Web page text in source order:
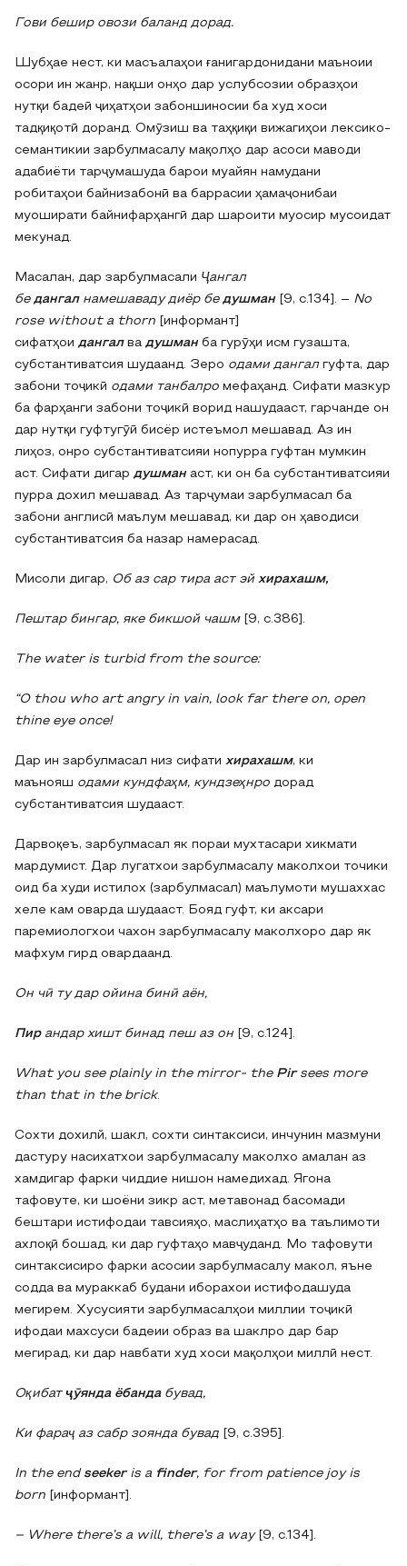
Гови бешир овози баланд дорад.
Шубҳае нест, ки масъалаҳои ғанигардонидани маъноии
осори ин жанр, нақши онҳо дар услубсозии образҳои
нутқи бадеӣ ҷиҳатҳои забоншиносии ба худ хоси
тадқиқотӣ доранд. Омӯзиш ва таҳқиқи вижагиҳои лексико-
семантикии зарбулмасалу мақолҳо дар асоси маводи
адабиёти тарҷумашуда барои муайян намудани
робитаҳои байнизабонӣ ва баррасии ҳамаҷонибаи
муоширати байнифарҳангӣ дар шароити муосир мусоидат
мекунад.
Масалан, дар зарбулмасали Ҷангал
бе дангалнамешаваду диёр бе душман[9, с.134]. – No
rose without a thorn [информант]
сифатҳои дангалва душманба гурӯҳи исм гузашта,
субстантиватсия шудаанд. Зеро одами дангал гуфта, дар
забони тоҷикӣ одами танбалро мефаҳанд. Сифати мазкур
ба фарҳанги забони тоҷикӣ ворид нашудааст, гарчанде он
дар нутқи гуфтугӯӣ бисёр истеъмол мешавад. Аз ин
лиҳоз, онро субстантиватсияи нопурра гуфтан мумкин
аст. Сифати дигар душман аст, ки он ба субстантиватсияи
пурра дохил мешавад. Аз тарҷумаи зарбулмасал ба
забони англисӣ маълум мешавад, ки дар он ҳаводиси
субстантиватсия ба назар намерасад.
Мисоли дигар, Об аз сар тира аст эй хирахашм,
Пештар бингар, яке бикшой чашм[9, с.386].
The water is turbid from the source:
“O thou who art angry in vain, look far there on, open
thine eye once!
Дар ин зарбулмасал низ сифати хирахашм, ки
маънояш одами кундфаҳм, кундзеҳнро дорад
субстантиватсия шудааст.
Дарвоқеъ, зарбулмасал як пораи мухтасари хикмати
мардумист. Дар лугатхои зарбулмасалу маколхои точики
оид ба худи истилох (зарбулмасал) маълумоти мушаххас
хеле кам оварда шудааст. Бояд гуфт, ки аксари
паремиологхои чахон зарбулмасалу маколхоро дар як
мафхум гирд овардаанд.
Он чӣ ту дар ойина бинӣ аён,
Пирандар хишт бинад пеш аз он [9, с.124].
What you see plainly in the mirror- the Pirsees more
than that in the brick.
Сохти дохилй, шакл, сохти синтаксиси, инчунин мазмуни
дастуру насихатхои зарбулмасалу маколхо амалан аз
хамдигар фарки чиддие нишон намедихад. Ягона
тафовуте, ки шоёни зикр аст, метавонад басомади
бештари истифодаи тавсияҳо, маслиҳатҳо ва таълимоти
ахлоқӣ бошад, ки дар гуфтаҳо мавҷуданд. Мо тафовути
синтаксисиро фарки асосии зарбулмасалу макол, яъне
содда ва мураккаб будани иборахои истифодашуда
мегирем. Хусусияти зарбулмасалҳои миллии тоҷикӣ
ифодаи махсуси бадеии образ ва шаклро дар бар
мегирад, ки дар навбати худ хоси мақолҳои миллӣ нест.
Оқибат ҷӯянда ёбандабувад,
Ки фараҷ аз сабр зоянда бувад [9, с.395].
In the end seekeris a finder, for from patience joy is
born
[информант].
– Where there’s a will, there’s a way[9, с.134].